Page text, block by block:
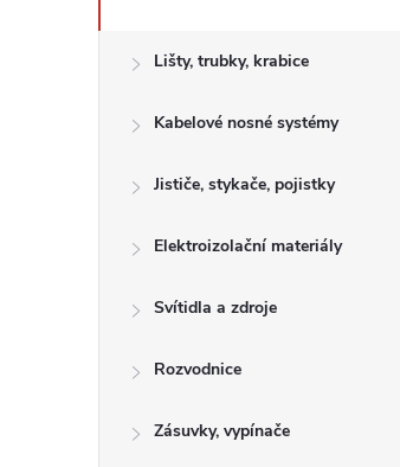
Lišty, trubky, krabice
Kabelové nosné systémy
Jističe, stykače, pojistky
Elektroizolační materiály
Svítidla a zdroje
Rozvodnice
Zásuvky, vypínače